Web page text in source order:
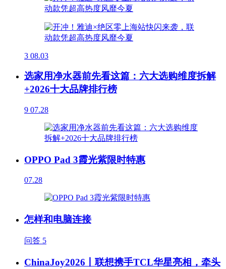
3 08.03
选家用净水器前先看这篇：六大选购维度拆解
+2026十大品牌排行榜
9 07.28
OPPO Pad 3霞光紫限时特惠
07.28
怎样和电脑连接
问答 5
ChinaJoy2026丨联想携手TCL华星亮相，牵头